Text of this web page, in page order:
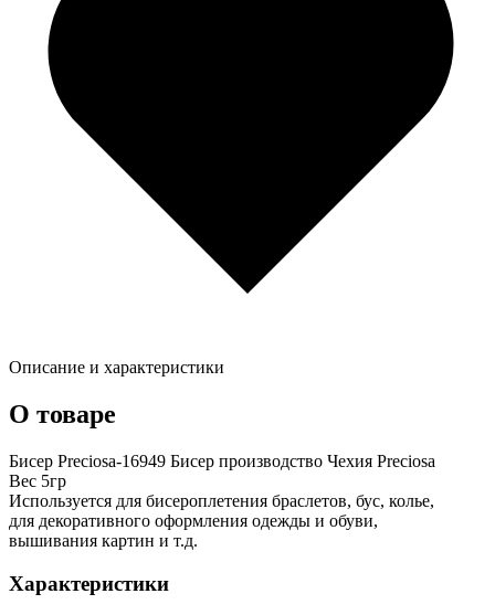
Описание и характеристики
О товаре
Бисер Preciosa-16949 Бисер производство Чехия Preciosa
Вес 5гр
Используется для бисероплетения браслетов, бус, колье,
для декоративного оформления одежды и обуви,
вышивания картин и т.д.
Характеристики